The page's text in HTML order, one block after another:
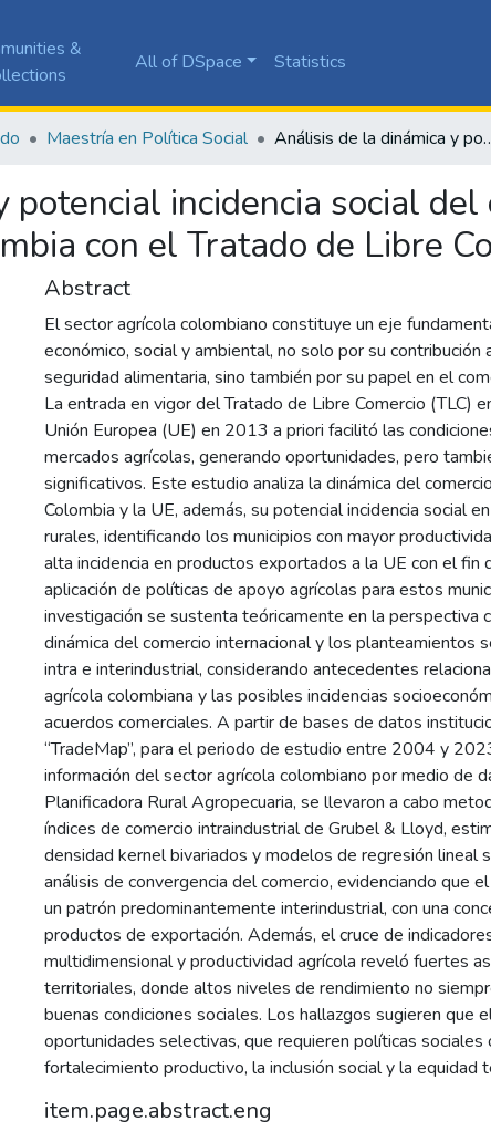
&
All of DSpace Statistics
Maestría en Política Social Análisis de la dinámica y potencial incidencia social del
incidencia social
con el Tratado de Libre
Abstract
El sector agrícola colombiano constituye un eje
económico, social y ambiental, no solo por su contribución
seguridad alimentaria, sino también por su papel en el
La entrada en vigor del Tratado de Libre Comercio (TLC)
Unión Europea (UE) en 2013 a priori facilitó las
mercados agrícolas, generando oportunidades, pero
significativos. Este estudio analiza la dinámica del
Colombia y la UE, además, su potencial incidencia social
rurales, identificando los municipios con mayor
alta incidencia en productos exportados a la UE con el fin
aplicación de políticas de apoyo agrícolas para estos
investigación se sustenta teóricamente en la perspectiva
dinámica del comercio internacional y los planteamientos
intra e interindustrial, considerando antecedentes
agrícola colombiana y las posibles incidencias
acuerdos comerciales. A partir de bases de datos
“TradeMap”, para el periodo de estudio entre 2004 y
información del sector agrícola colombiano por medio de
Planificadora Rural Agropecuaria, se llevaron a cabo
índices de comercio intraindustrial de Grubel & Lloyd,
densidad kernel bivariados y modelos de regresión lineal
análisis de convergencia del comercio, evidenciando que
un patrón predominantemente interindustrial, con una
productos de exportación. Además, el cruce de
multidimensional y productividad agrícola reveló fuertes
territoriales, donde altos niveles de rendimiento no
buenas condiciones sociales. Los hallazgos sugieren que
oportunidades selectivas, que requieren políticas sociales
fortalecimiento productivo, la inclusión social y la equidad
item.page.abstract.eng